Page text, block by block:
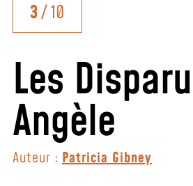
3/ 10
Les
Angèle
Auteur : Patricia Gibney